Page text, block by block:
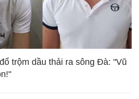
trộm dầu thải ra sông Đà: "Vũ